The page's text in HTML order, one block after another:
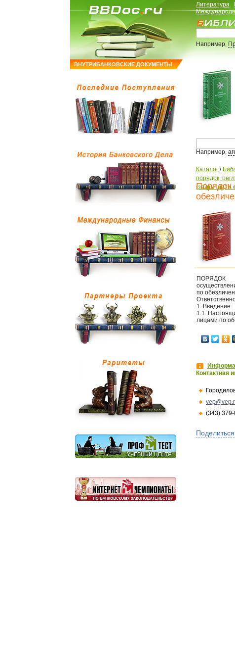
ВНУТРИБАНКОВСКИЕ ДОКУМЕНТЫ
Литература
Например,
Например,
Каталог /
порядок,
(закрытие) и
Порядок
ПОРЯДОК
по
1. Введение
1.1.
лицами по
Контактная
(343)
Поделиться